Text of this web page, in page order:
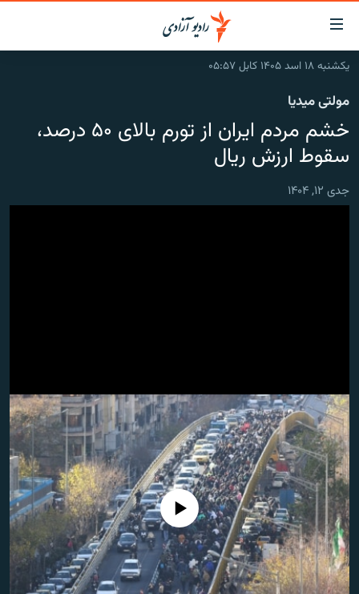
لینک‌های
قابل
دسترسی
به
متن
اصلی
بازگشت
منوی
گزارش‌ها
افغانستان
منطقه
شرق میانه
خبرها
افغانستان
جهان
جدول نشرات
مصاحبه‌ها
صفحه پشتو
Azadi English
به ما بپیوندید
همۀ سایت‌های رادیو آزادی/ رادیو اروپای آزاد
یکشنبه ۱۸ اسد ۱۴۰۵ کابل ۰۵:۵۷
مولتی میدیا
خشم مردم ایران از تورم بالای ۵۰ درصد،
سقوط ارزش ریال
جدی ۱۲, ۱۴۰۴
No media source currently available